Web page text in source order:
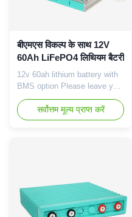
बीएमएस विकल्प के साथ 12V
60Ah LiFePO4 लिथियम बैटरी
12v 60ah lithium battery with
BMS option Please leave your
message here, we will contact
you soon. Item Specification
Model GBS-LFP60Ah-A Pole
rate 1.0C End of charge
voltage ...
सर्वोत्तम मूल्य प्राप्त करें